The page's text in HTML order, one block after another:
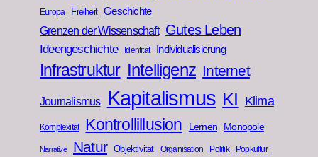
Europa
Freiheit Geschichte
Grenzen der Wissenschaft Gutes Leben
Ideengeschichte Identität Individualisierung
Infrastruktur Intelligenz Internet
Journalismus Kapitalismus KI Klima
Komplexität Kontrollillusion Lernen Monopole
Narrative Natur Objektivität Organisation Politik Popkultur